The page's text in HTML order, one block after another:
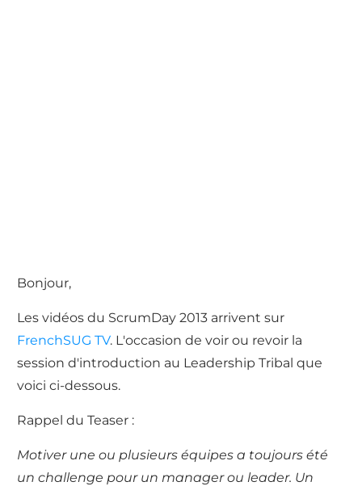
Bonjour,
Les vidéos du ScrumDay 2013 arrivent sur
FrenchSUG TV. L'occasion de voir ou revoir la
session d'introduction au Leadership Tribal que
voici ci-dessous.
Rappel du Teaser :
Motiver une ou plusieurs équipes a toujours été
un challenge pour un manager ou leader. Un